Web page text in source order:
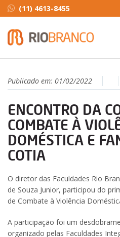
(11) 4613-8455
Publicado em: 01/02/2022
ENCONTRO DA
COMBATE À
DOMÉSTICA E
COTIA
O diretor das Faculdades Rio
de Souza Junior, participou do
de Combate à Violência
A participação foi um
organizado pelas Faculdades